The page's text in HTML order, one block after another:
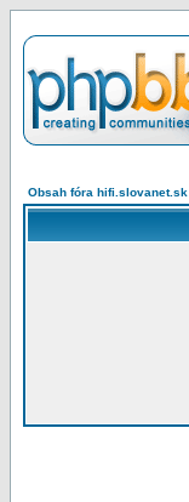
Obsah fóra hifi.slovanet.sk